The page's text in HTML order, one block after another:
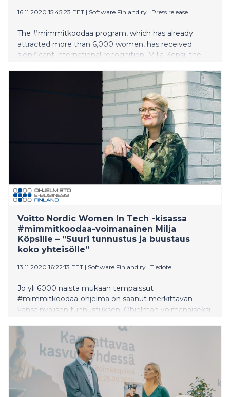
16.11.2020 15:45:23 EET | Software Finland ry | Press release
The #mimmitkoodaa program, which has already
attracted more than 6,000 women, has received
significant international recognition. Milja Köpsi, the
“Diversity Leader of the Year” series in the Nordic
Women In Tech competition. Köpsi was the only Finn
to bring home a victory in her series, but seven other
acclaimed and influential Finnish women were also
nominated. “Great work has been done in Finland. It
warms my heart that the whole #mimmitkoodaa
community now received this recognition,” Köpsi
Voitto Nordic Women In Tech -kisassa
#mimmitkoodaa-voimanainen Milja
Köpsille – ”Suuri tunnustus ja buustaus
koko yhteisölle”
13.11.2020 16:22:13 EET | Software Finland ry | Tiedote
Jo yli 6000 naista mukaan tempaissut
#mimmitkoodaa-ohjelma on saanut merkittävän
kansainvälisen tunnustuksen. Ohjelman voimanaiseksi
In Tech -kilpailussa sarjan ”Diversity Leader of the
Year”. Köpsi toi ainoana suomalaisena voiton kotiin
sarjastaan, mutta ehdolla oli seitsemän muutakin
ansioitunutta suomalaista teknologian
vaikuttajanaista. ”Suomessa on tehty hienoa työtä.
Omaa sydäntä lämmittää, että nyt palkittiin koko